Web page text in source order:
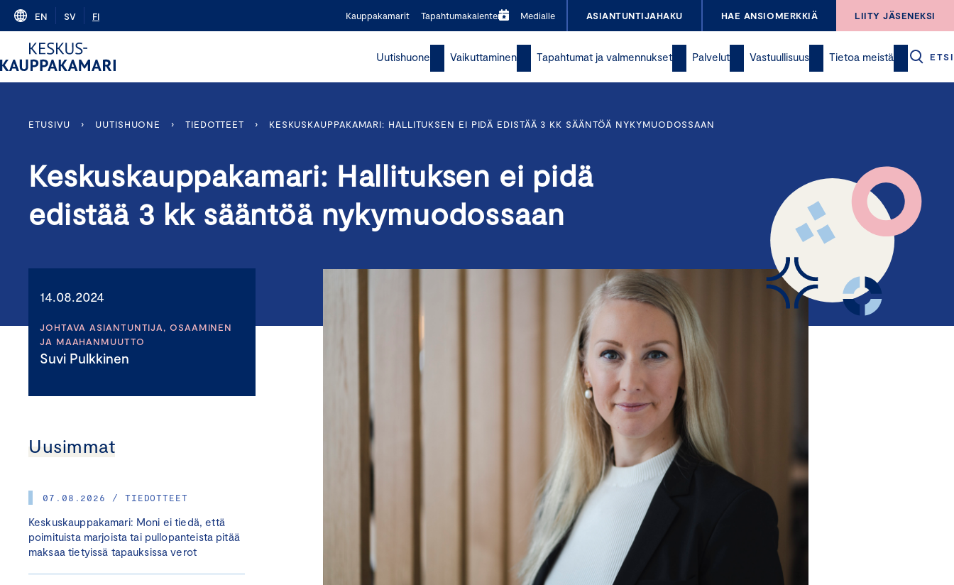
Skip
content
EN SV FI Kauppakamarit Tapahtumakalenteri Medialle ASIANTUNTIJAHAKU HAE ANSIOMERKKIÄ LIITY JÄSENEKSI
Uutishuone Vaikuttaminen Tapahtumat ja valmennukset Palvelut Vastuullisuus Tietoa meistä ETSI
ETUSIVU › UUTISHUONE › TIEDOTTEET › KESKUSKAUPPAKAMARI: HALLITUKSEN EI PIDÄ EDISTÄÄ 3 KK SÄÄNTÖÄ NYKYMUODOSSAAN
Keskuskauppakamari: Hallituksen ei pidä
edistää 3 kk sääntöä nykymuodossaan
14.08.2024
JOHTAVA ASIANTUNTIJA, OSAAMINEN
JA MAAHANMUUTTO
Suvi Pulkkinen
Uusimmat
07.08.2026 / TIEDOTTEET
Keskuskauppakamari: Moni ei tiedä, että
poimituista marjoista tai pullopanteista pitää
maksaa tietyissä tapauksissa verot